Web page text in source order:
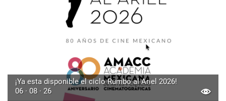
¡Ya esta disponible el ciclo Rumbo al Ariel 2026!
06 · 08 · 26